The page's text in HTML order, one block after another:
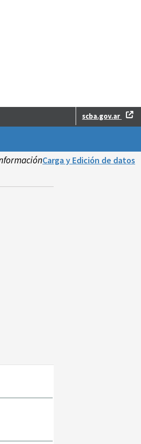
scba.gov.ar
Carga y Edición de datos